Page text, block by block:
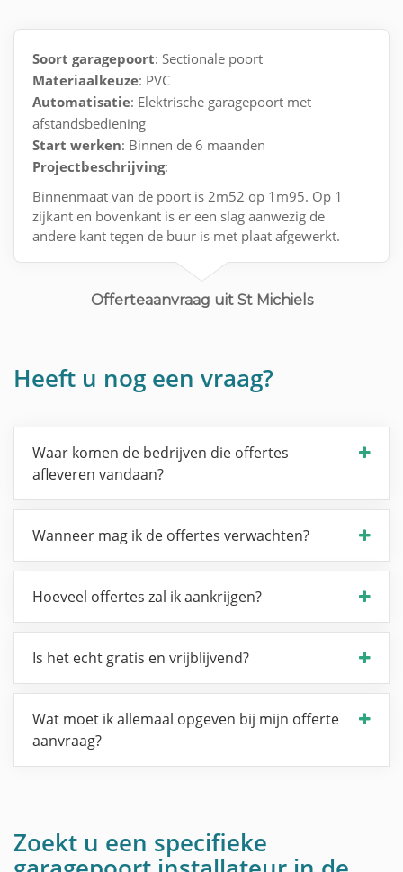
Soort garagepoort: Sectionale poort
Materiaalkeuze: PVC
Automatisatie: Elektrische garagepoort met
afstandsbediening
Start werken: Binnen de 6 maanden
Projectbeschrijving:
Binnenmaat van de poort is 2m52 op 1m95. Op 1
zijkant en bovenkant is er een slag aanwezig de
andere kant tegen de buur is met plaat afgewerkt.
Offerteaanvraag uit St Michiels
Heeft u nog een vraag?
Waar komen de bedrijven die offertes
afleveren vandaan?
Wanneer mag ik de offertes verwachten?
Hoeveel offertes zal ik aankrijgen?
Is het echt gratis en vrijblijvend?
Wat moet ik allemaal opgeven bij mijn offerte
aanvraag?
Zoekt u een specifieke